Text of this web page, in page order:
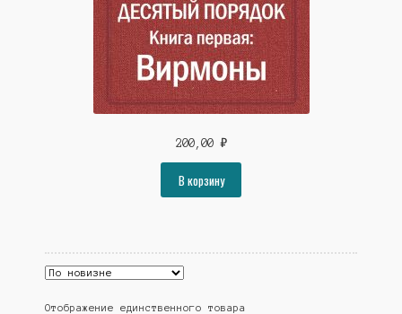
Станислав Штинов
Людмила Черкашина
Маргарита Бельченко
200,00 ₽
В корзину
Отображение единственного товара